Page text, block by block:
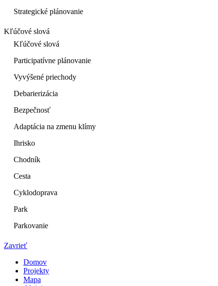
Strategické plánovanie
Kľúčové slová
Kľúčové slová
Participatívne plánovanie
Vyvýšené priechody
Debarierizácia
Bezpečnosť
Adaptácia na zmenu klímy
Ihrisko
Chodník
Cesta
Cyklodoprava
Park
Parkovanie
Zavrieť
Domov
Projekty
Mapa